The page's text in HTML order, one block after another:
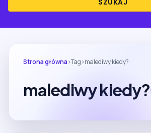
SZUKAJ
Strona główna›Tag›malediwy kiedy?
malediwy kiedy?